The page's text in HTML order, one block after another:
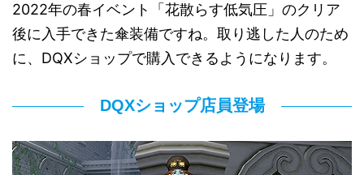
2022年の春イベント「花散らす低気圧」のクリア
後に入手できた傘装備ですね。取り逃した人のため
に、DQXショップで購入できるようになります。
DQXショップ店員登場